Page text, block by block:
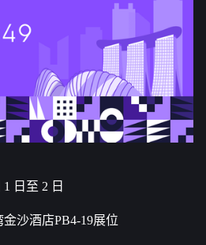
1 日至 2 日
金沙酒店PB4-19展位